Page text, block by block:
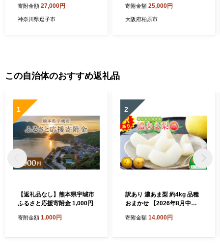
寄附金額 27,000円
神奈川県逗子市
寄附金額 25,000円
大阪府柏原市
この自治体のおすすめ返礼品
1
【返礼品なし】熊本県宇城市
ふるさと応援寄附金 1,000円
寄附金額 1,000円
2
訳あり 濃あま梨 約4kg 品種
おまかせ 【2026年8月中旬
し 秋月 幸水 豊水 新高 秋麗
寄附金額 14,000円